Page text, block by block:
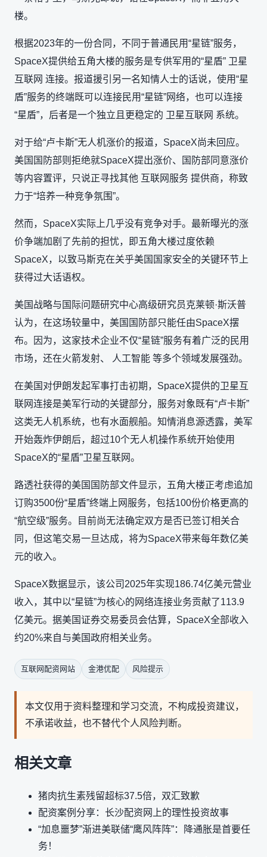
楼。
根据2023年的一份合同，不同于普通民用“星链”服务，
SpaceX提供给五角大楼的服务是专供军用的“星盾” 卫星
互联网 连接。报道援引另一名知情人士的话说，使用“星
盾”服务的终端既可以连接民用“星链”网络，也可以连接
“星盾”，后者是一个独立且更稳定的 卫星互联网 系统。
对于给“卢卡斯”无人机涨价的报道，SpaceX尚未回应。
美国国防部则拒绝就SpaceX提出涨价、国防部同意涨价
等内容置评，只说正寻找其他 互联网服务 提供商，称致
力于“培养一种竞争氛围”。
然而，SpaceX实际上几乎没有竞争对手。最新曝光的涨
价争端加剧了先前的担忧，即五角大楼过度依赖
SpaceX，以致马斯克在关乎美国国家安全的关键环节上
获得过大话语权。
美国战略与国际问题研究中心高级研究员克莱顿·斯沃普
认为，在这场较量中，美国国防部只能任由SpaceX摆
布。因为，这家技术企业不仅“星链”服务有着广泛的民用
市场，还在火箭发射、 人工智能 等多个领域发展强劲。
在美国对伊朗发起军事打击初期，SpaceX提供的卫星互
联网连接是美军行动的关键部分，服务对象既有“卢卡斯”
这类无人机系统，也有水面舰船。知情消息源透露，美军
开始轰炸伊朗后，超过10个无人机操作系统开始使用
SpaceX的“星盾”卫星互联网。
路透社获得的美国国防部文件显示，五角大楼正考虑追加
订购3500份“星盾”终端上网服务，包括100份价格更高的
“航空级”服务。目前尚无法确定双方是否已签订相关合
同，但这笔交易一旦达成，将为SpaceX带来每年数亿美
元的收入。
SpaceX数据显示，该公司2025年实现186.74亿美元营业
收入，其中以“星链”为核心的网络连接业务贡献了113.9
亿美元。据美国证券交易委员会估算，SpaceX全部收入
约20%来自与美国政府相关业务。
互联网配资网站 金港优配 风险提示
本文仅用于资料整理和学习交流，不构成投资建议，
不承诺收益，也不替代个人风险判断。
相关文章
猪肉抗生素残留超标37.5倍，双汇致歉
配资案例分享：长沙配资网上的理性投资故事
“加息噩梦”渐进美联储“鹰风阵阵”：降通胀是首要任
务！